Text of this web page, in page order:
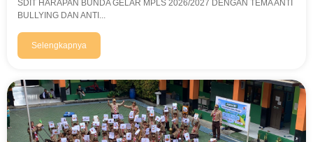
SDIT HARAPAN BUNDA GELAR MPLS 2026/2027 DENGAN TEMA ANTI
BULLYING DAN ANTI...
Selengkapnya